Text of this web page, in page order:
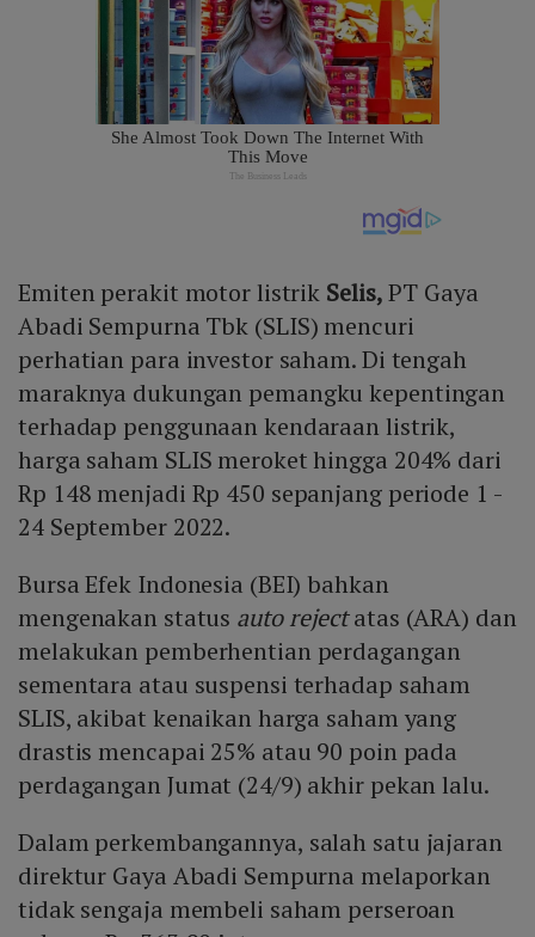
Emiten perakit motor listrik Selis,PT Gaya
Abadi Sempurna Tbk (SLIS) mencuri
perhatian para investor saham. Di tengah
maraknya dukungan pemangku kepentingan
terhadap penggunaan kendaraan listrik,
harga saham SLIS meroket hingga 204% dari
Rp 148 menjadi Rp 450 sepanjang periode 1 -
24 September 2022.
Bursa Efek Indonesia (BEI) bahkan
mengenakan status auto rejectatas (ARA) dan
melakukan pemberhentian perdagangan
sementara atau suspensi terhadap saham
SLIS, akibat kenaikan harga saham yang
drastis mencapai 25% atau 90 poin pada
perdagangan Jumat (24/9) akhir pekan lalu.
Dalam perkembangannya, salah satu jajaran
direktur Gaya Abadi Sempurna melaporkan
tidak sengaja membeli saham perseroan